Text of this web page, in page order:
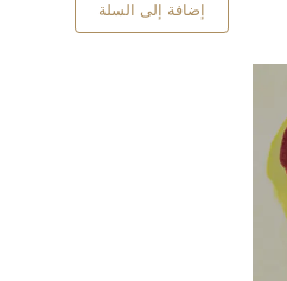
إضافة إلى السلة